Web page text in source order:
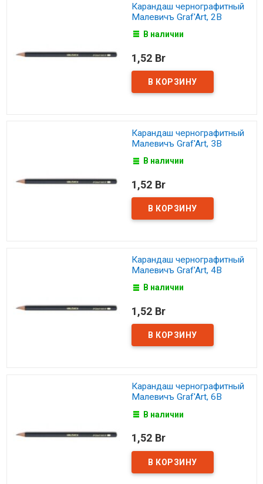
Карандаш чернографитный
Малевичъ Graf'Art, 2В
В наличии
1,52 Br
Карандаш чернографитный
Малевичъ Graf'Art, 3В
В наличии
1,52 Br
Карандаш чернографитный
Малевичъ Graf'Art, 4В
В наличии
1,52 Br
Карандаш чернографитный
Малевичъ Graf'Art, 6В
В наличии
1,52 Br